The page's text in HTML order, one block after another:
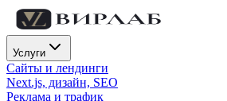
Услуги
Сайты и лендинги
Next.js, дизайн, SEO
Реклама и трафик